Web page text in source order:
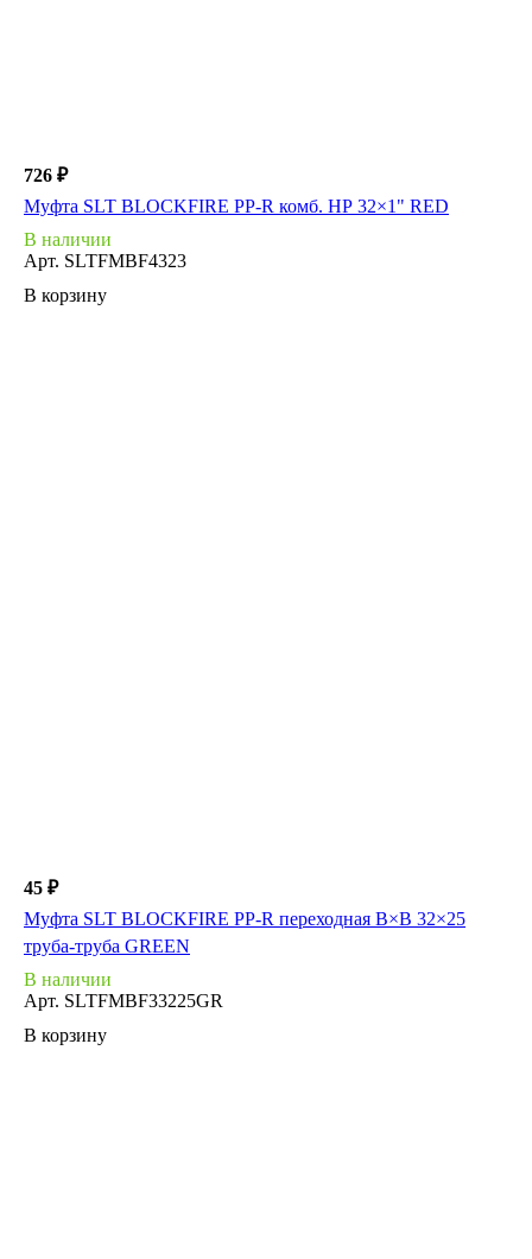
726 ₽
Муфта SLT BLOCKFIRE PP-R комб. НР 32×1" RED
В наличии
Арт. SLTFMBF4323
В корзину
45 ₽
Муфта SLT BLOCKFIRE PP-R переходная В×В 32×25
труба-труба GREEN
В наличии
Арт. SLTFMBF33225GR
В корзину